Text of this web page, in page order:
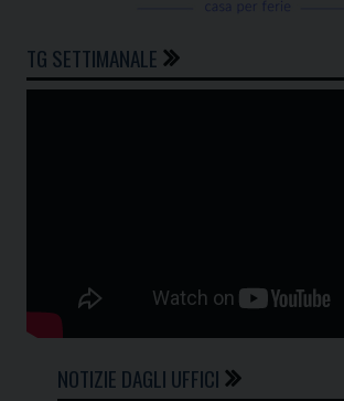
TG SETTIMANALE
NOTIZIE DAGLI UFFICI